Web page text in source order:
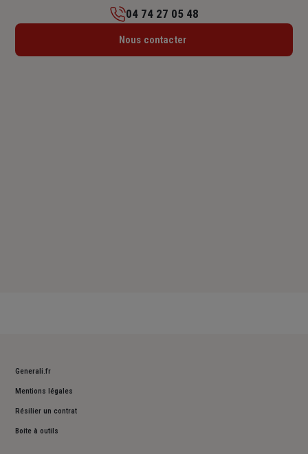
Lundi : 14h30 – 18h
04 74 27 05 48
Nous contacter
Generali.fr
Mentions légales
Résilier un contrat
Boite à outils